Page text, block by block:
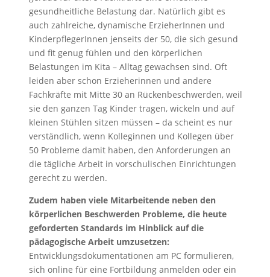
gesundheitliche Belastung dar. Natürlich gibt es
auch zahlreiche, dynamische ErzieherInnen und
KinderpflegerInnen jenseits der 50, die sich gesund
und fit genug fühlen und den körperlichen
Belastungen im Kita – Alltag gewachsen sind. Oft
leiden aber schon Erzieherinnen und andere
Fachkräfte mit Mitte 30 an Rückenbeschwerden, weil
sie den ganzen Tag Kinder tragen, wickeln und auf
kleinen Stühlen sitzen müssen – da scheint es nur
verständlich, wenn Kolleginnen und Kollegen über
50 Probleme damit haben, den Anforderungen an
die tägliche Arbeit in vorschulischen Einrichtungen
gerecht zu werden.
Zudem haben viele Mitarbeitende neben den
körperlichen Beschwerden Probleme, die heute
geforderten Standards im Hinblick auf die
pädagogische Arbeit umzusetzen:
Entwicklungsdokumentationen am PC formulieren,
sich online für eine Fortbildung anmelden oder ein